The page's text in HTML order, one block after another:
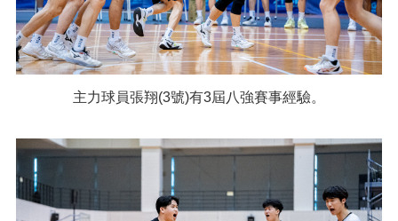
主力球員張翔(3號)有3屆八強賽事經驗。